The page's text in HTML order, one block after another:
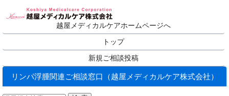
越屋メディカルケアホームページへ
トップ
新規ご相談投稿
リンパ浮腫関連ご相談窓口（越屋メディカルケア株式会社）